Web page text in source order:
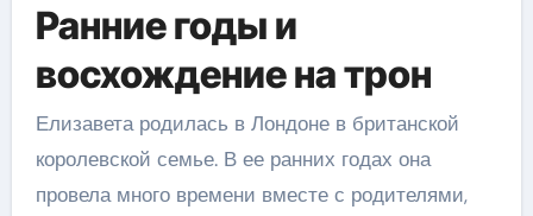
Ранние годы и
восхождение на трон
Елизавета родилась в Лондоне в британской
королевской семье. В ее ранних годах она
провела много времени вместе с родителями,